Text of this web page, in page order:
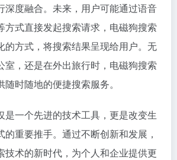
深度融合。未来，用户可能通过语音
方式直接发起搜索请求，电磁狗搜索
的方式，将搜索结果呈现给用户。无
室，还是在外出旅行时，电磁狗搜索
时随地的便捷搜索服务。
是一个先进的技术工具，更是改变生
重要推手。通过不断创新和发展，
技术的新时代，为个人和企业提供更